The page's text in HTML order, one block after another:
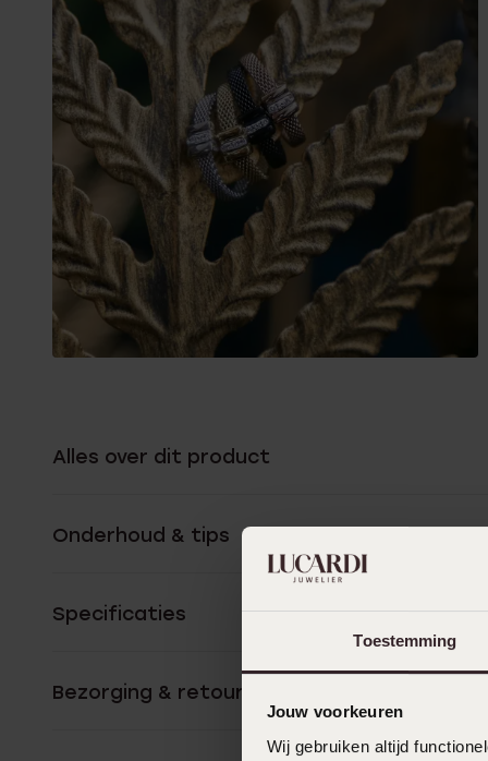
Toestemming
Jouw voorkeuren
Wij gebruiken altijd
Alles over dit product
Onderhoud & tips
Specificaties
Bezorging & retourneren